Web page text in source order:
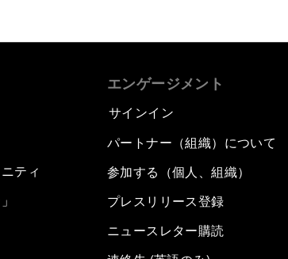
ティ
エンゲージメント
サインイン
パートナー（組織）について
参加する（個人、組織）
プレスリリース登録
ニュースレター購読